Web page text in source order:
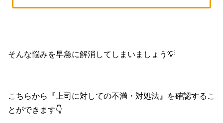
そんな悩みを早急に解消してしまいましょう💡
こちらから『上司に対しての不満・対処法』を確認するこ
とができます👇